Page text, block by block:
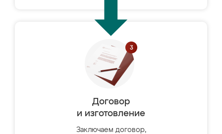
Договор
и изготовление
Заключаем договор,